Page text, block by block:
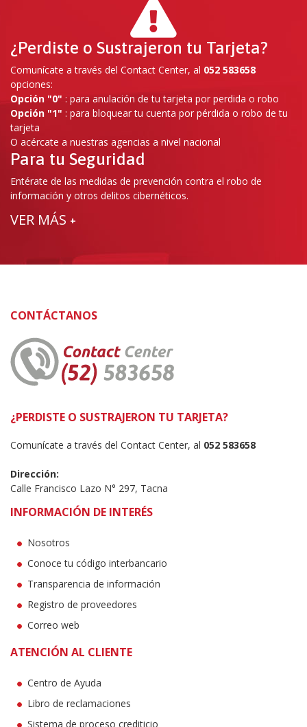
¿Perdiste o Sustrajeron tu Tarjeta?
Comunícate a través del Contact Center, al 052 583658
opciones:
Opción "0" : para anulación de tu tarjeta por perdida o robo
Opción "1" : para bloquear tu cuenta por pérdida o robo de tu
tarjeta
O acércate a nuestras agencias a nivel nacional
Para tu Seguridad
Entérate de las medidas de prevención contra el robo de
información y otros delitos cibernéticos.
VER MÁS +
CONTÁCTANOS
¿PERDISTE O SUSTRAJERON TU TARJETA?
Comunícate a través del Contact Center, al 052 583658
Dirección:
Calle Francisco Lazo N° 297, Tacna
INFORMACIÓN DE INTERÉS
Nosotros
Conoce tu código interbancario
Transparencia de información
Registro de proveedores
Correo web
ATENCIÓN AL CLIENTE
Centro de Ayuda
Libro de reclamaciones
Sistema de proceso crediticio